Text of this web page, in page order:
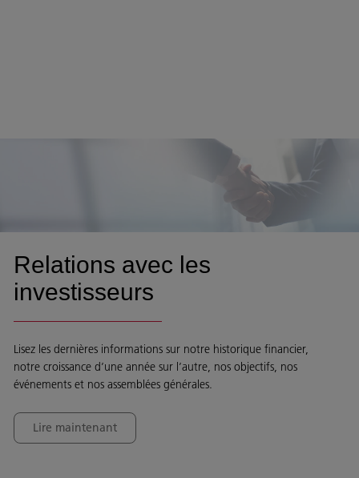
Relations avec les
investisseurs
Lisez les dernières informations sur notre historique financier,
notre croissance d’une année sur l’autre, nos objectifs, nos
événements et nos assemblées générales.
Lire maintenant